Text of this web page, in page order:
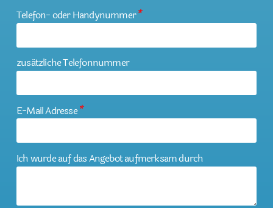
Telefon- oder Handynummer*
zusätzliche Telefonnummer
E-Mail Adresse*
Ich wurde auf das Angebot aufmerksam durch